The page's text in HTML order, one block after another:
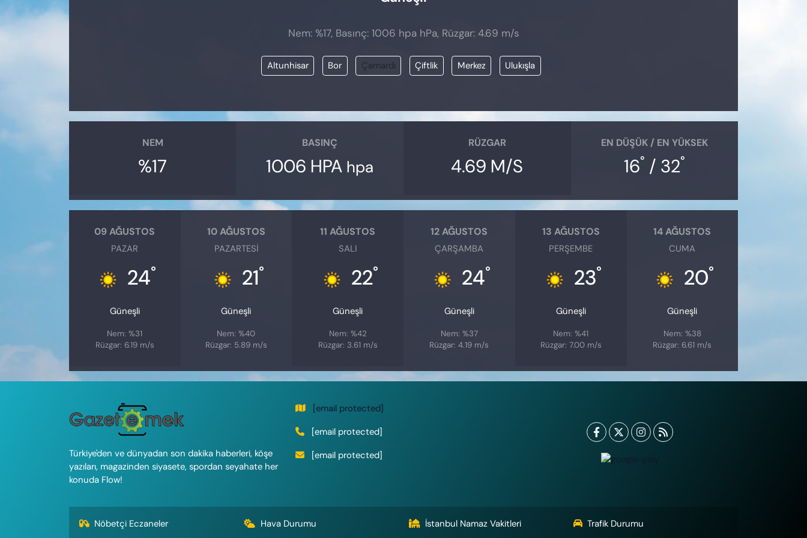
Nem: %17, Basınç: 1006 hpa hPa, Rüzgar: 4.69 m/s
Altunhisar Bor Çamardı Çiftlik Merkez Ulukışla
NEM
%17
BASINÇ
1006 HPA hpa
RÜZGAR
4.69 M/S
EN DÜŞÜK / EN YÜKSEK
16° / 32°
09 AĞUSTOS
PAZAR
24°
Güneşli
Nem: %31
Rüzgar: 6.19 m/s
10 AĞUSTOS
PAZARTESI
21°
Güneşli
Nem: %40
Rüzgar: 5.89 m/s
11 AĞUSTOS
SALI
22°
Güneşli
Nem: %42
Rüzgar: 3.61 m/s
12 AĞUSTOS
ÇARŞAMBA
24°
Güneşli
Nem: %37
Rüzgar: 4.19 m/s
13 AĞUSTOS
PERŞEMBE
23°
Güneşli
Nem: %41
Rüzgar: 7.00 m/s
14 AĞUSTOS
CUMA
20°
Güneşli
Nem: %38
Rüzgar: 6.61 m/s
Türkiye'den ve dünyadan son dakika haberleri, köşe
yazıları, magazinden siyasete, spordan seyahate her
konuda Flow!
[email protected]
[email protected]
[email protected]
Nöbetçi Eczaneler Hava Durumu İstanbul Namaz Vakitleri Trafik Durumu
KADIN
VAN VE DİYARBAKIR HABERLERİ